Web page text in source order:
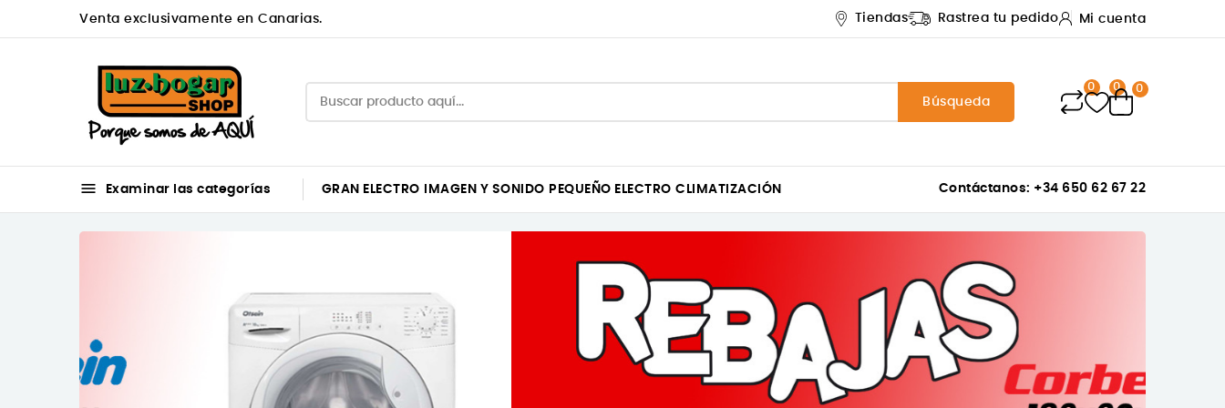
Venta exclusivamente en Canarias. Tiendas Rastrea tu pedido Mi cuenta
Búsqueda
0 0 0
 Examinar las categorías GRAN ELECTRO IMAGEN Y SONIDO PEQUEÑO ELECTRO CLIMATIZACIÓN Contáctanos: +34 650 62 67 22